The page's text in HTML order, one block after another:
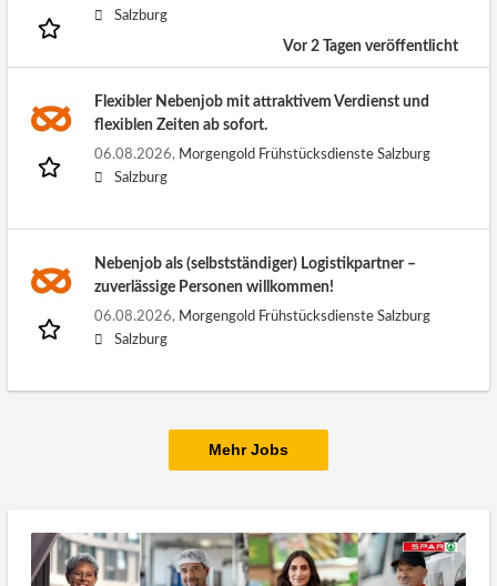
Salzburg
Vor 2 Tagen veröffentlicht
Flexibler Nebenjob mit attraktivem Verdienst und
flexiblen Zeiten ab sofort.
06.08.2026, Morgengold Frühstücksdienste Salzburg
Salzburg
Nebenjob als (selbstständiger) Logistikpartner –
zuverlässige Personen willkommen!
06.08.2026, Morgengold Frühstücksdienste Salzburg
Salzburg
Mehr Jobs